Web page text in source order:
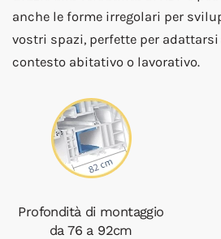
anche le forme irregolari per
vostri spazi, perfette per
contesto abitativo o lavorativo.
Profondità di montaggio
da 76 a 92cm